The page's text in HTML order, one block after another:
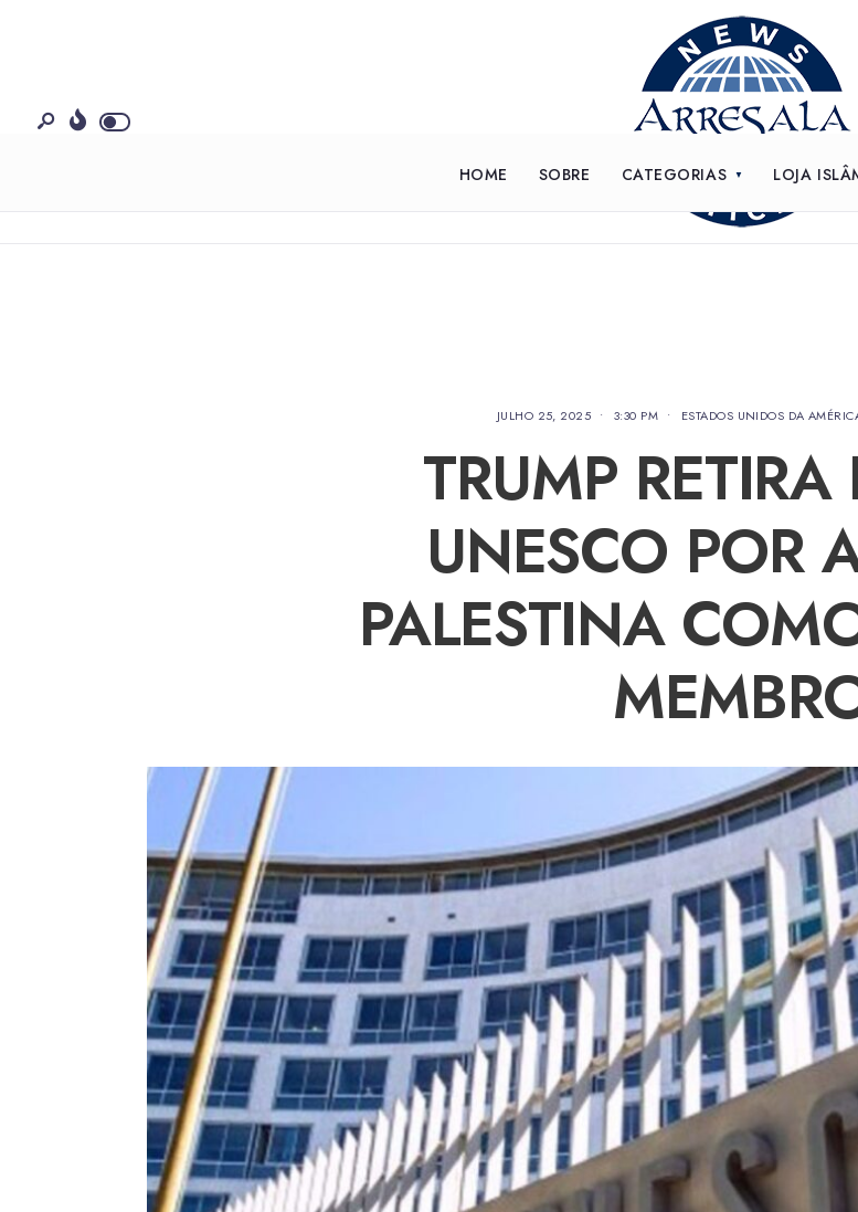
HOME SOBRE CATEGORIAS LOJA
JULHO 25, 2025 • 3:30 PM • ESTADOS UNIDOS DA
TRUMP
UNESCO POR
PALESTINA